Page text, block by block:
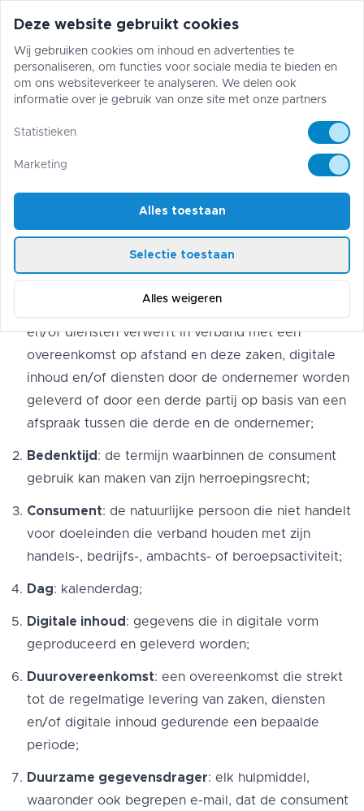
Pokémon One Piece Magic The
TCG Cards
Artikel 1 - Definities
In deze voorwaarden wordt verstaan onder:
en/of diensten verwerft in verband met een
overeenkomst op afstand en deze zaken, digitale
inhoud en/of diensten door de ondernemer worden
geleverd of door een derde partij op basis van een
afspraak tussen die derde en de ondernemer;
Bedenktijd : de termijn waarbinnen de consument
gebruik kan maken van zijn herroepingsrecht;
Consument: de natuurlijke persoon die niet handelt
voor doeleinden die verband houden met zijn
handels-, bedrijfs-, ambachts- of beroepsactiviteit;
Dag: kalenderdag;
Digitale inhoud : gegevens die in digitale vorm
geproduceerd en geleverd worden;
Duurovereenkomst: een overeenkomst die strekt
tot de regelmatige levering van zaken, diensten
en/of digitale inhoud gedurende een bepaalde
periode;
Duurzame gegevensdrager: elk hulpmiddel,
waaronder ook begrepen e-mail, dat de consument
Deze website gebruikt cookies
Wij gebruiken cookies om inhoud en advertenties te
personaliseren, om functies voor sociale media te bieden en
om ons websiteverkeer te analyseren. We delen ook
informatie over je gebruik van onze site met onze partners
informatie combineren met andere gegevens die je aan hen
van hun diensten.
Statistieken
Marketing
Alles toestaan
Selectie toestaan
Alles weigeren